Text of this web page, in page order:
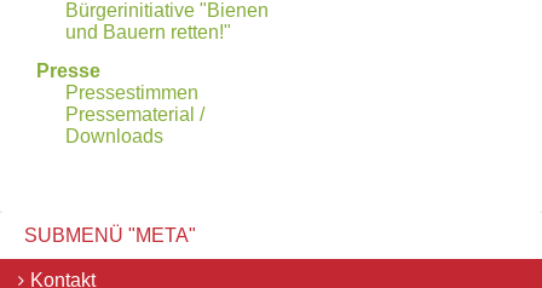
Bürgerinitiative "Bienen
und Bauern retten!"
Presse
Pressestimmen
Pressematerial /
Downloads
SUBMENÜ "META"
Navigation
Kontakt